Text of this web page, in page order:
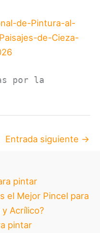
de-Pintura-al-
de-Cieza-
por la
Entrada siguiente →
pintar
el Mejor Pincel para
Acrílico?
pintar